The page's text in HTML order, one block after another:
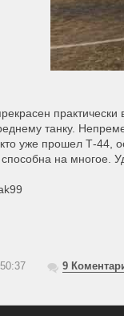
танку.
уже прошел Т-44,
на многое.
9